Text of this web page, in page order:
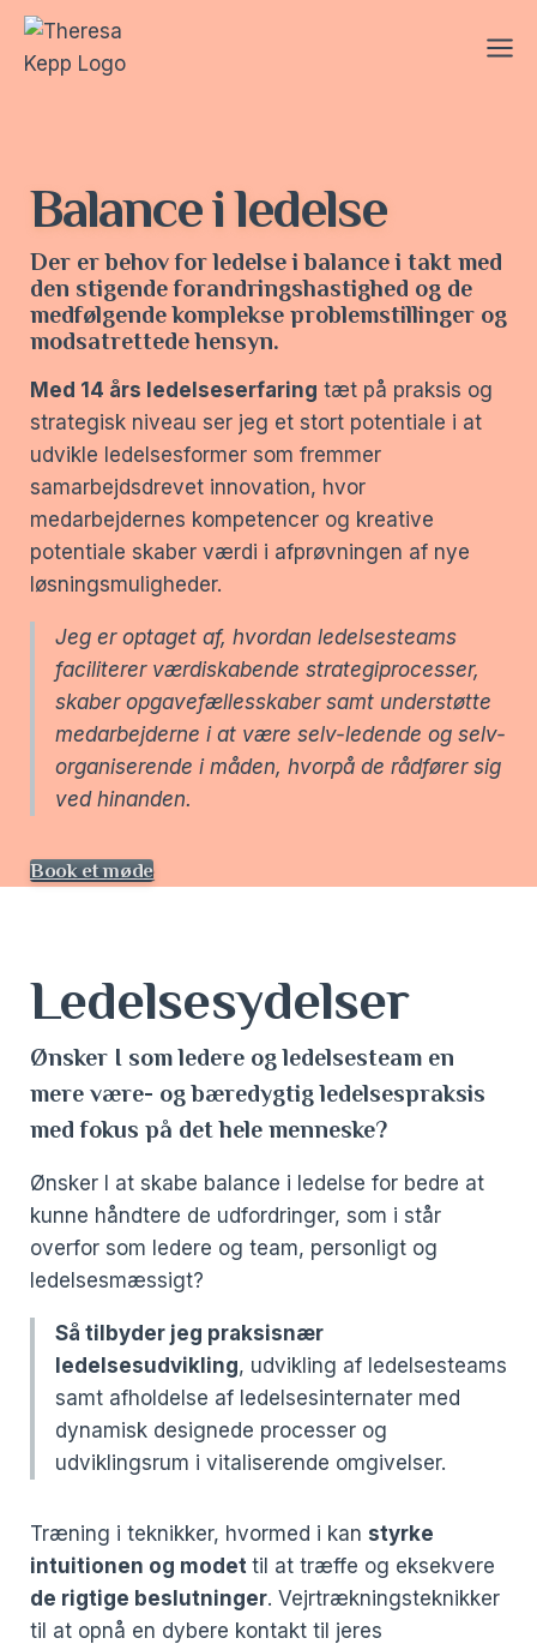
Skip
content
Balance i ledelse
Der er behov for ledelse i balance i takt med
den stigende forandringshastighed og de
medfølgende komplekse problemstillinger og
modsatrettede hensyn.
Med 14 års ledelseserfaring tæt på praksis og
strategisk niveau ser jeg et stort potentiale i at
udvikle ledelsesformer som fremmer
samarbejdsdrevet innovation, hvor
medarbejdernes kompetencer og kreative
potentiale skaber værdi i afprøvningen af nye
løsningsmuligheder.
Jeg er optaget af, hvordan ledelsesteams
faciliterer værdiskabende strategiprocesser,
skaber opgavefællesskaber samt understøtte
medarbejderne i at være selv-ledende og selv-
organiserende i måden, hvorpå de rådfører sig
ved hinanden.
Book et møde
Ledelsesydelser
Ønsker I som ledere og ledelsesteam en
mere være- og bæredygtig ledelsespraksis
med fokus på det hele menneske?
Ønsker I at skabe balance i ledelse for bedre at
kunne håndtere de udfordringer, som i står
overfor som ledere og team, personligt og
ledelsesmæssigt?
Så tilbyder jeg praksisnær
ledelsesudvikling, udvikling af ledelsesteams
samt afholdelse af ledelsesinternater med
dynamisk designede processer og
udviklingsrum i vitaliserende omgivelser.
Træning i teknikker, hvormed i kan styrke
intuitionen og modet til at træffe og eksekvere
de rigtige beslutninger. Vejrtrækningsteknikker
til at opnå en dybere kontakt til jeres